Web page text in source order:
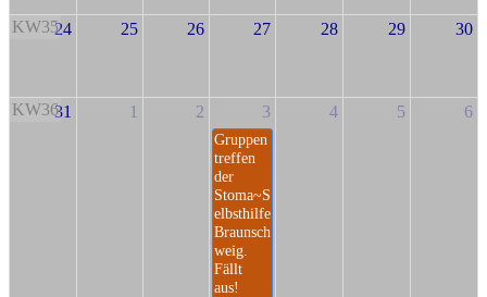
KW3524 25 26 27 28 29 30
KW3631 1 2 3
Gruppen
treffen
der
Stoma~S
elbsthilfe
Braunsch
weig.
Fällt
aus!
4 5 6